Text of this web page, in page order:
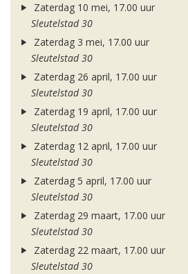
Zaterdag 10 mei, 17.00 uur
Sleutelstad 30
Zaterdag 3 mei, 17.00 uur
Sleutelstad 30
Zaterdag 26 april, 17.00 uur
Sleutelstad 30
Zaterdag 19 april, 17.00 uur
Sleutelstad 30
Zaterdag 12 april, 17.00 uur
Sleutelstad 30
Zaterdag 5 april, 17.00 uur
Sleutelstad 30
Zaterdag 29 maart, 17.00 uur
Sleutelstad 30
Zaterdag 22 maart, 17.00 uur
Sleutelstad 30